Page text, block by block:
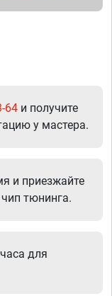
64 и получите
у мастера.
и приезжайте
тюнинга.
для